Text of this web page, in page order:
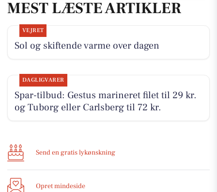
MEST LÆSTE ARTIKLER
VEJRET
Sol og skiftende varme over dagen
DAGLIGVARER
Spar-tilbud: Gestus marineret filet til 29 kr.
og Tuborg eller Carlsberg til 72 kr.
Send en gratis lykønskning
Opret mindeside